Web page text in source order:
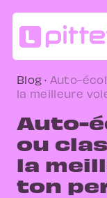
Blog · Auto-
la meilleure
Auto-
ou
la
ton